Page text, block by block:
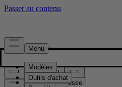
Presse & Médias
Matériel de presse